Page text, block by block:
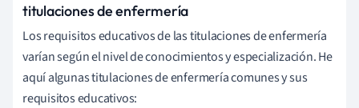
titulaciones de enfermería
Los requisitos educativos de las titulaciones de enfermería
varían según el nivel de conocimientos y especialización. He
aquí algunas titulaciones de enfermería comunes y sus
requisitos educativos: